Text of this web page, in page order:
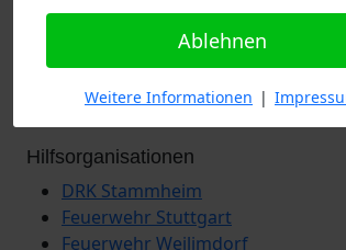
Hilfsorganisationen
DRK Stammheim
Feuerwehr Stuttgart
Feuerwehr Weilimdorf
Ablehnen
Weitere Informationen |